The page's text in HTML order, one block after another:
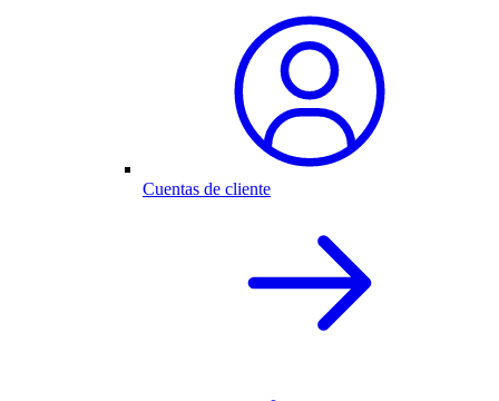
Cuentas de cliente